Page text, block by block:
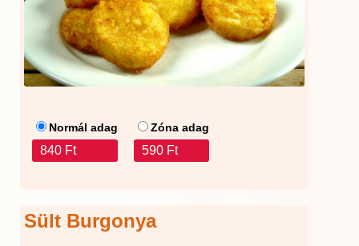
Normál adag
840 Ft
Zóna adag
590 Ft
Sült Burgonya